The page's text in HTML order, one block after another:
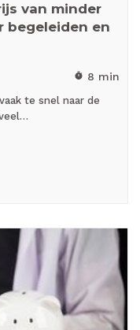
van minder
begeleiden en
timer 8 min
te snel naar de